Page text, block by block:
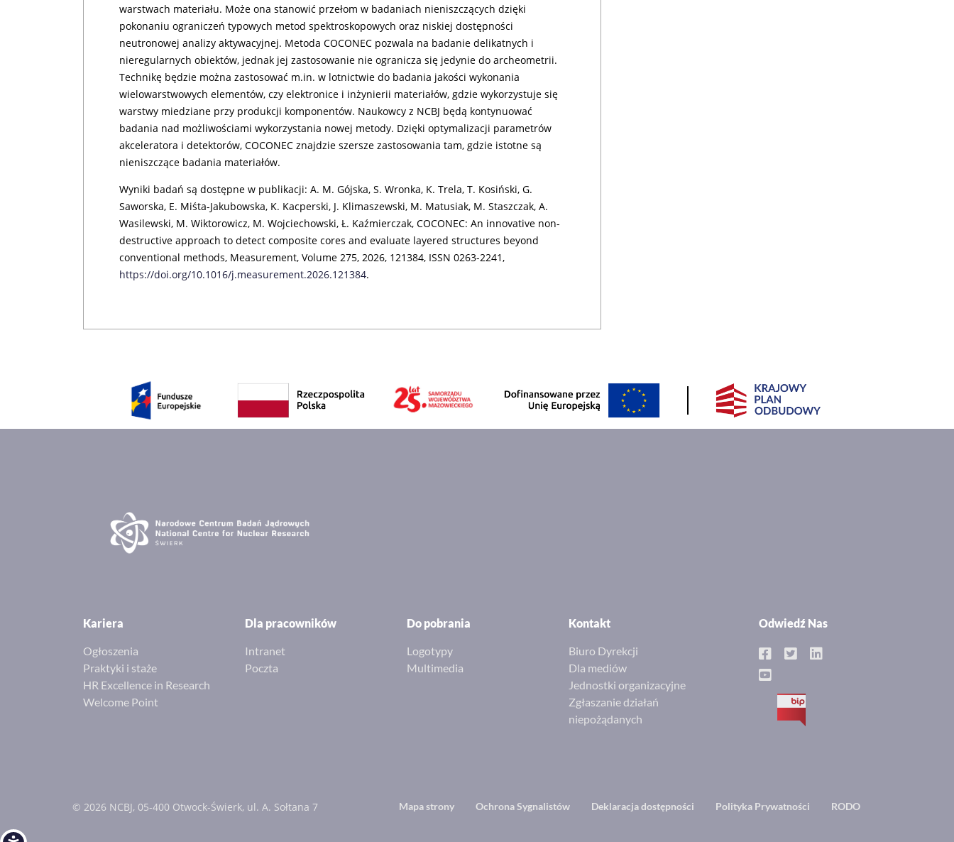
Open toolbar
warstwach materiału. Może ona stanowić przełom w badaniach nieniszczących dzięki
pokonaniu ograniczeń typowych metod spektroskopowych oraz niskiej dostępności
neutronowej analizy aktywacyjnej. Metoda COCONEC pozwala na badanie delikatnych i
nieregularnych obiektów, jednak jej zastosowanie nie ogranicza się jedynie do archeometrii.
Technikę będzie można zastosować m.in. w lotnictwie do badania jakości wykonania
wielowarstwowych elementów, czy elektronice i inżynierii materiałów, gdzie wykorzystuje się
warstwy miedziane przy produkcji komponentów. Naukowcy z NCBJ będą kontynuować
badania nad możliwościami wykorzystania nowej metody. Dzięki optymalizacji parametrów
akceleratora i detektorów, COCONEC znajdzie szersze zastosowania tam, gdzie istotne są
nieniszczące badania materiałów.
Wyniki badań są dostępne w publikacji: A. M. Gójska, S. Wronka, K. Trela, T. Kosiński, G.
Saworska, E. Miśta-Jakubowska, K. Kacperski, J. Klimaszewski, M. Matusiak, M. Staszczak, A.
Wasilewski, M. Wiktorowicz, M. Wojciechowski, Ł. Kaźmierczak, COCONEC: An innovative non-
destructive approach to detect composite cores and evaluate layered structures beyond
conventional methods, Measurement, Volume 275, 2026, 121384, ISSN 0263-2241,
https://doi.org/10.1016/j.measurement.2026.121384.
Kariera
Ogłoszenia
Praktyki i staże
HR Excellence in Research
Welcome Point
Dla pracowników
Intranet
Poczta
Do pobrania
Logotypy
Multimedia
Kontakt
Biuro Dyrekcji
Dla mediów
Jednostki organizacyjne
Zgłaszanie działań
niepożądanych
Odwiedź Nas
BIP
© 2026 NCBJ, 05-400 Otwock-Świerk, ul. A. Sołtana 7
FooterMapa strony Ochrona Sygnalistów Deklaracja dostępności Polityka Prywatności RODO